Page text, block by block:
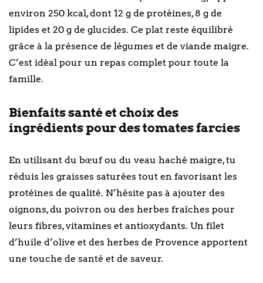
environ 250 kcal, dont 12 g de protéines, 8 g de
lipides et 20 g de glucides. Ce plat reste équilibré
grâce à la présence de légumes et de viande maigre.
C’est idéal pour un repas complet pour toute la
famille.
Bienfaits santé et choix des
ingrédients pour des tomates farcies
En utilisant du bœuf ou du veau haché maigre, tu
réduis les graisses saturées tout en favorisant les
protéines de qualité. N’hésite pas à ajouter des
oignons, du poivron ou des herbes fraîches pour
leurs fibres, vitamines et antioxydants. Un filet
d’huile d’olive et des herbes de Provence apportent
une touche de santé et de saveur.